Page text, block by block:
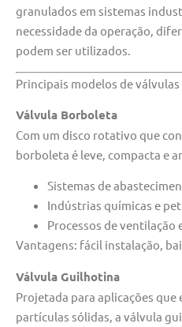
granulados em sistemas
necessidade da operação,
podem ser utilizados.
Principais modelos de
Válvula Borboleta
Com um disco rotativo que
borboleta é leve, compacta e
Sistemas de
Indústrias químicas e
Processos de ventilação
Vantagens: fácil instalação,
Válvula Guilhotina
Projetada para aplicações
partículas sólidas, a válvula